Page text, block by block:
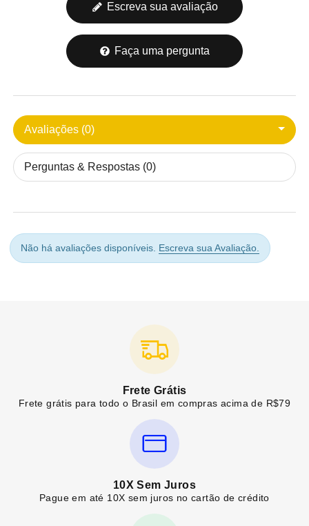
Escreva sua avaliação
Faça uma pergunta
Avaliações (0)
Perguntas & Respostas (0)
Não há avaliações disponíveis. Escreva sua Avaliação.
Frete Grátis
Frete grátis para todo o Brasil em compras acima de R$79
10X Sem Juros
Pague em até 10X sem juros no cartão de crédito